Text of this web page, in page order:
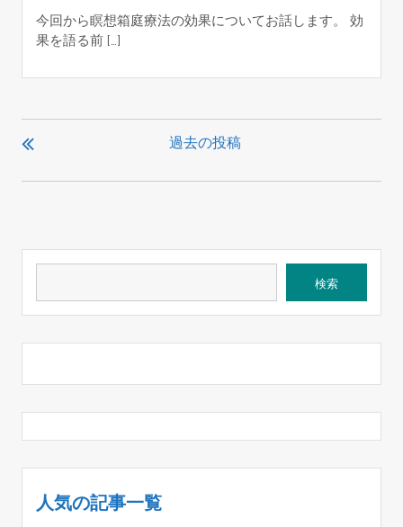
今回から瞑想箱庭療法の効果についてお話します。 効
果を語る前 […]
投
稿
ビ
シ
ン
過去の投稿
検索
人気の記事一覧